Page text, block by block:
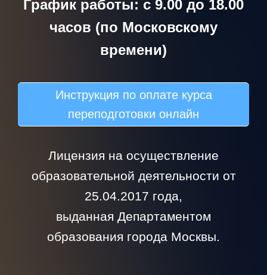
График работы: с 9.00 до 18.00
часов (по Московскому
времени)
Инструкция по оплате курса
переподготовки онлайн
Лицензия на осуществление
образовательной деятельности от
25.04.2017 года,
выданная Департаментом
образования города Москвы.